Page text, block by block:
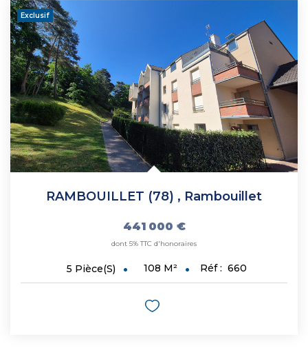
Exclusif
RAMBOUILLET (78) , Rambouillet
441 000 €
dont 5% TTC d'honoraires
5 Pièce(s) 108 M² Réf : 660